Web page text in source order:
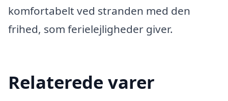
komfortabelt ved stranden med den
frihed, som ferielejligheder giver.
Relaterede varer